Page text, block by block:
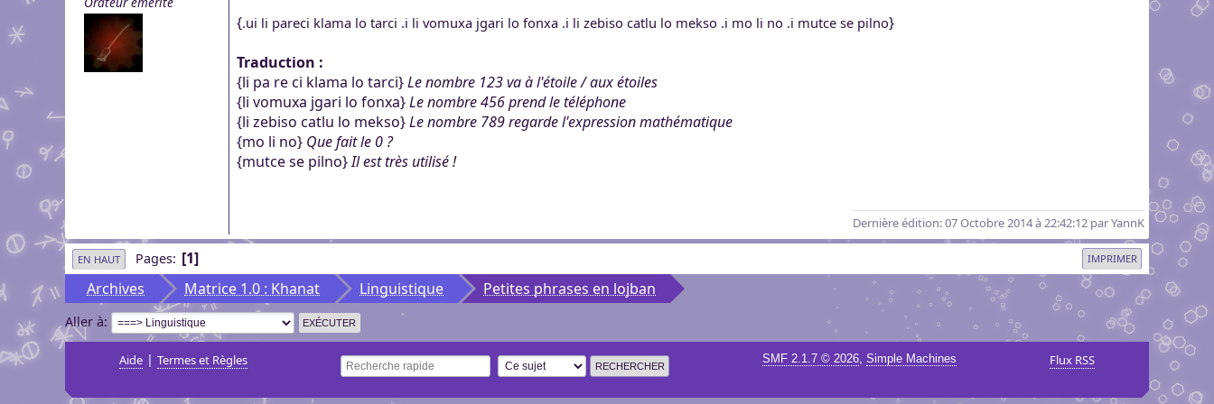
Pour partager des fichiers. Tout le monde
peut s'inscrire, mais limité à 100Mo par
personne si vous n'êtes pas validé.
Visioconférence
Visioconférence
compte, via le navigateur. Allumez vos
micro ! /!\ Ce n'est pas notre outil
principal d'échange, préférez le salon
XMPP.
Boutiques
Brillez aux couleurs de Khaganat
Vous cherchez des goodies avec nos
visuels ? Vous pouvez les retrouver sur
quelques boutiques en ligne, et sur nos
stands.
Aider Khaganat
Notre projet vit grâce aux dons, en
nature, en temps ou en argent.
Découvrez comment nous aider, afin que
nous puissions aller encore plus loin !
{.ui li pareci klama lo tarci .i li vomuxa jgari lo fonxa .i li zebiso catlu lo mekso .i mo li no .i mutce se pilno}
Traduction :
{li pa re ci klama lo tarci}Le nombre 123 va à l'étoile / aux étoiles
{li vomuxa jgari lo fonxa}Le nombre 456 prend le téléphone
{li zebiso catlu lo mekso}Le nombre 789 regarde l'expression mathématique
{mo li no} Que fait le 0 ?
{mutce se pilno}Il est très utilisé !
Dernière édition: 07 Octobre 2014 à 22:42:12 par YannK
EN HAUT Pages 1 IMPRIMER
Archives Matrice 1.0 : Khanat Linguistique Petites phrases en lojban
Aller à
Aide | Termes et Règles Recherche rapide Options de recherche SMF 2.1.7 © 2026 ,Simple Machines Flux RSS